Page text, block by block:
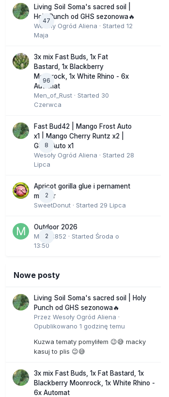
47
Living Soil Soma's sacred soil |
Holy Punch od GHS sezonowa🔥
Wesoły Ogród Aliena · Started 12
Maja
96
3x mix Fast Buds, 1x Fat
Bastard, 1x Blackberry
Moonrock, 1x White Rhino - 6x
Automat
Men_of_Rust · Started 30
Czerwca
8
Fast Bud42 | Mango Frost Auto
x1 | Mango Cherry Runtz x2 |
GMO Auto x1
Wesoły Ogród Aliena · Started 28
Lipca
2
Apricot gorilla glue i pernament
marker
SweetDonut · Started 29 Lipca
2
Outdoor 2026
Marcel852 · Started Środa o
13:50
Nowe posty
Living Soil Soma's sacred soil | Holy
Punch od GHS sezonowa🔥
Przez Wesoły Ogród Aliena ·
Opublikowano 1 godzinę temu
Kuzwa tematy pomyliłem 😉😅 macky
kasuj to plis 😉😅
3x mix Fast Buds, 1x Fat Bastard, 1x
Blackberry Moonrock, 1x White Rhino -
6x Automat